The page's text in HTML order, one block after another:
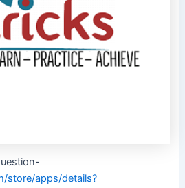
store/apps/details?